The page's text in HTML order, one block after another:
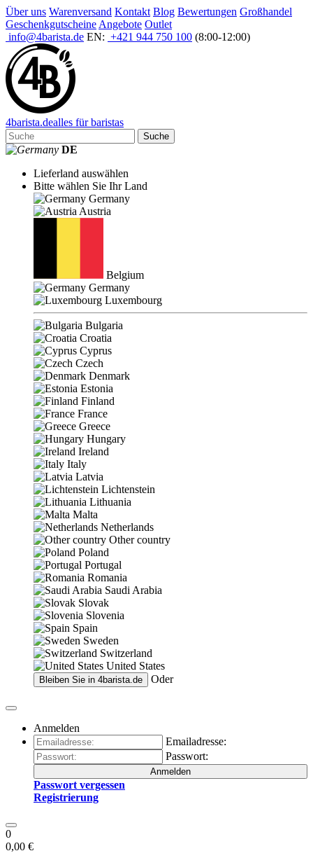
Über uns Warenversand Kontakt Blog Bewertungen Großhandel
Geschenkgutscheine Angebote Outlet
info@4barista.de EN: +421 944 750 100 (8:00-12:00)
4barista.dealles für baristas
Suche
DE
Lieferland auswählen
Bitte wählen Sie Ihr Land
Germany
Austria
Belgium
Germany
Luxembourg
Bulgaria
Croatia
Cyprus
Czech
Denmark
Estonia
Finland
France
Greece
Hungary
Ireland
Italy
Latvia
Lichtenstein
Lithuania
Malta
Netherlands
Other country
Poland
Portugal
Romania
Saudi Arabia
Slovak
Slovenia
Spain
Sweden
Switzerland
United States
Bleiben Sie in 4barista.de Oder
Anmelden
Emailadresse:
Passwort:
Anmelden
Passwort vergessen
Registrierung
0
0,00 €